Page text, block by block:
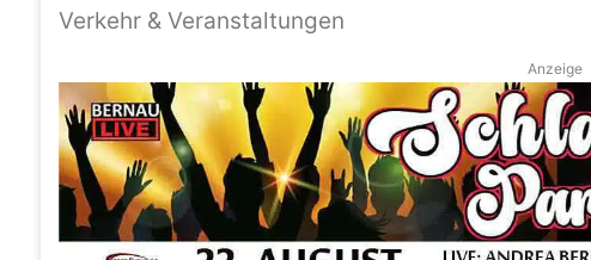
Verkehr & Veranstaltungen
Anzeige